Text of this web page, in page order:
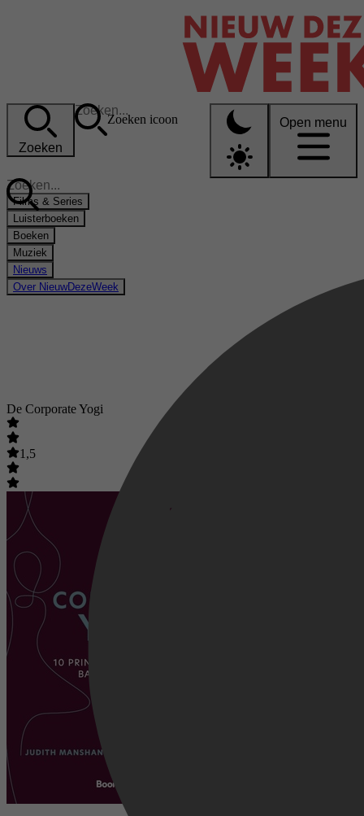
Zoeken
Zoeken icoon Open menu
Films & Series
Luisterboeken
Boeken
Muziek
Nieuws
Over NieuwDezeWeek
De Corporate Yogi
1,5